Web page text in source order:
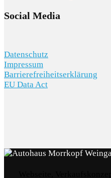
Social Media
Datenschutz
Impressum
Barrierefreiheitserklärung
EU Data Act